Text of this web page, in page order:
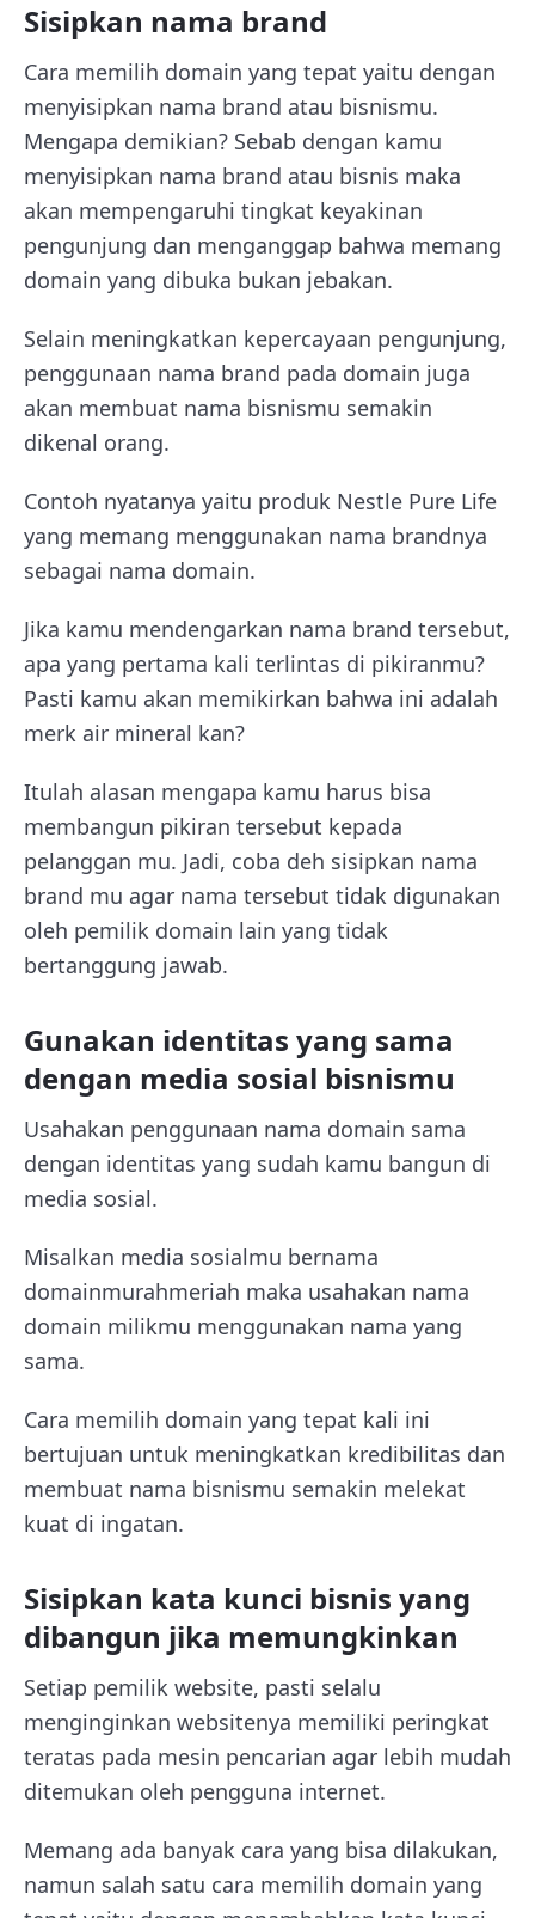
Sisipkan nama brand
Cara memilih domain yang tepat yaitu dengan
menyisipkan nama brand atau bisnismu.
Mengapa demikian? Sebab dengan kamu
menyisipkan nama brand atau bisnis maka
akan mempengaruhi tingkat keyakinan
pengunjung dan menganggap bahwa memang
domain yang dibuka bukan jebakan.
Selain meningkatkan kepercayaan pengunjung,
penggunaan nama brand pada domain juga
akan membuat nama bisnismu semakin
dikenal orang.
Contoh nyatanya yaitu produk Nestle Pure Life
yang memang menggunakan nama brandnya
sebagai nama domain.
Jika kamu mendengarkan nama brand tersebut,
apa yang pertama kali terlintas di pikiranmu?
Pasti kamu akan memikirkan bahwa ini adalah
merk air mineral kan?
Itulah alasan mengapa kamu harus bisa
membangun pikiran tersebut kepada
pelanggan mu. Jadi, coba deh sisipkan nama
brand mu agar nama tersebut tidak digunakan
oleh pemilik domain lain yang tidak
bertanggung jawab.
Gunakan identitas yang sama
dengan media sosial bisnismu
Usahakan penggunaan nama domain sama
dengan identitas yang sudah kamu bangun di
media sosial.
Misalkan media sosialmu bernama
domainmurahmeriah maka usahakan nama
domain milikmu menggunakan nama yang
sama.
Cara memilih domain yang tepat kali ini
bertujuan untuk meningkatkan kredibilitas dan
membuat nama bisnismu semakin melekat
kuat di ingatan.
Sisipkan kata kunci bisnis yang
dibangun jika memungkinkan
Setiap pemilik website, pasti selalu
menginginkan websitenya memiliki peringkat
teratas pada mesin pencarian agar lebih mudah
ditemukan oleh pengguna internet.
Memang ada banyak cara yang bisa dilakukan,
namun salah satu cara memilih domain yang